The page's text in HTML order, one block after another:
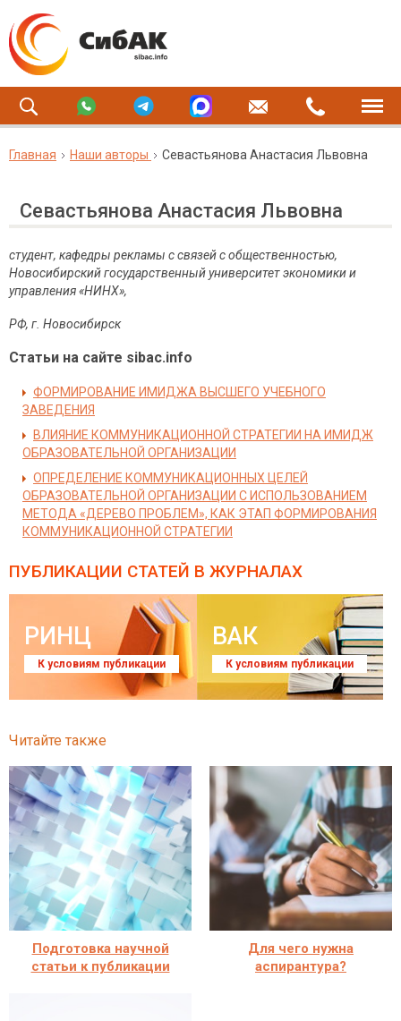
Главная Наши авторы Севастьянова Анастасия Львовна
Севастьянова Анастасия Львовна
студент, кафедры рекламы с связей с общественностью,
Новосибирский государственный университет экономики и
управления «НИНХ»,
РФ, г. Новосибирск
Статьи на сайте sibac.info
ФОРМИРОВАНИЕ ИМИДЖА ВЫСШЕГО УЧЕБНОГО
ЗАВЕДЕНИЯ
ВЛИЯНИЕ КОММУНИКАЦИОННОЙ СТРАТЕГИИ НА ИМИДЖ
ОБРАЗОВАТЕЛЬНОЙ ОРГАНИЗАЦИИ
ОПРЕДЕЛЕНИЕ КОММУНИКАЦИОННЫХ ЦЕЛЕЙ
ОБРАЗОВАТЕЛЬНОЙ ОРГАНИЗАЦИИ С ИСПОЛЬЗОВАНИЕМ
МЕТОДА «ДЕРЕВО ПРОБЛЕМ», КАК ЭТАП ФОРМИРОВАНИЯ
КОММУНИКАЦИОННОЙ СТРАТЕГИИ
ПУБЛИКАЦИИ СТАТЕЙ В ЖУРНАЛАХ
РИНЦ
К условиям публикации
ВАК
К условиям публикации
Читайте также
Подготовка научной
статьи к публикации
Для чего нужна
аспирантура?